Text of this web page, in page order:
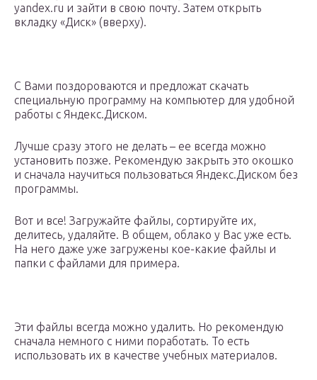
yandex.ru и зайти в свою почту. Затем открыть
вкладку «Диск» (вверху).
С Вами поздороваются и предложат скачать
специальную программу на компьютер для удобной
работы с Яндекс.Диском.
Лучше сразу этого не делать – ее всегда можно
установить позже. Рекомендую закрыть это окошко
и сначала научиться пользоваться Яндекс.Диском без
программы.
Вот и все! Загружайте файлы, сортируйте их,
делитесь, удаляйте. В общем, облако у Вас уже есть.
На него даже уже загружены кое-какие файлы и
папки с файлами для примера.
Эти файлы всегда можно удалить. Но рекомендую
сначала немного с ними поработать. То есть
использовать их в качестве учебных материалов.